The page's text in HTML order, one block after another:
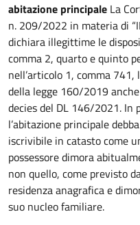
abitazione principale La
n. 209/2022 in materia di
dichiara illegittime le
comma 2, quarto e quinto
nell’articolo 1, comma
della legge 160/2019
decies del DL 146/2021. In
l’abitazione principale
iscrivibile in catasto come
possessore dimora
non quello, come previsto
residenza anagrafica e
suo nucleo familiare.